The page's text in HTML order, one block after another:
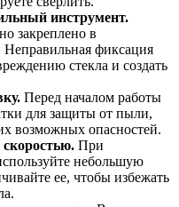
инструмент.
закреплено в
Неправильная фиксация
стекла и создать
Перед началом работы
для защиты от пыли,
возможных опасностей.
При
небольшую
ее, чтобы избежать